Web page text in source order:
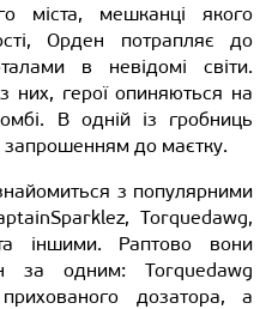
міста, мешканці якого
Орден потрапляє до
в невідомі світи.
них, герої опиняються на
В одній із гробниць
запрошенням до маєтку.
з популярними
Torquedawg,
іншими. Раптово вони
за одним: Torquedawg
дозатора, а